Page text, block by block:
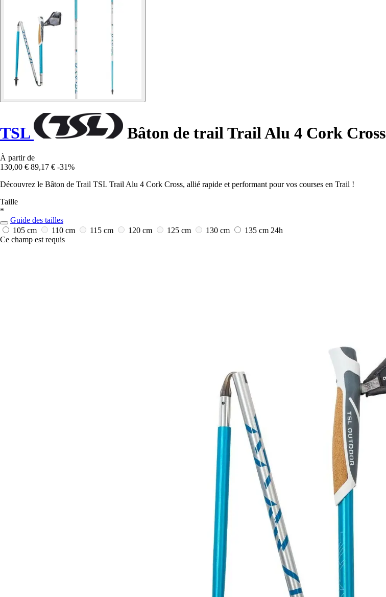
TSL Bâton de trail Trail Alu 4 Cork Cross
À partir de
130,00 € 89,17 € -31%
Découvrez le Bâton de Trail TSL Trail Alu 4 Cork Cross, allié rapide et performant pour vos courses en Trail !
Taille
*
Guide des tailles
105 cm
110 cm 115 cm 120 cm 125 cm 130 cm 135 cm 24h
Ce champ est requis